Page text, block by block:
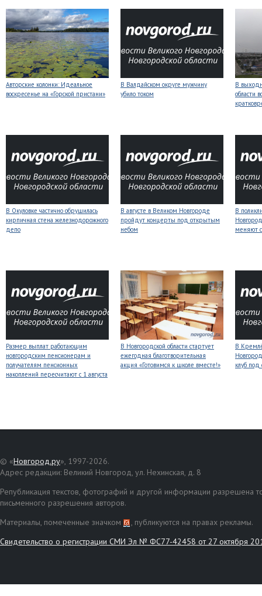
Авторские колонки: Идеальное
воскресенье на «Горской пристани»
В Валдайском округе мужчину
убило током
В
области
В Окуловке частично обрушилась
кирпичная стена железнодорожного
депо
В августе в Великом Новгороде
пройдут концерты под открытым
небом
В
меняют
Размер выплат работающим
новгородским пенсионерам и
получателям пенсионных
накоплений пересчитают с 1 августа
В Новгородской области стартует
ежегодная благотворительная
акция «Готовимся к школе вместе!»
В
клуб
© «Новгород.ру», 1997-2026.
Адрес редакции: Великий Новгород, ул. Нехинская, д. 8
Републикация текстов, фотографий и другой информации разрешена
письменного разрешения авторов.
Материалы, помеченные значком
, публикуются на правах рекламы.
Свидетельство о регистрации СМИ Эл № ФС77-42458 от 27 октября